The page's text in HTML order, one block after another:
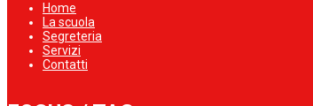
Home
La scuola
Segreteria
Servizi
Contatti